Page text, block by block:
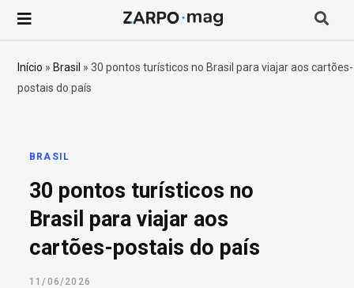
Início » Brasil »30 pontos turísticos no Brasil para viajar aos cartões-
postais do país
BRASIL
30 pontos turísticos no
Brasil para viajar aos
cartões-postais do país
11/06/2026